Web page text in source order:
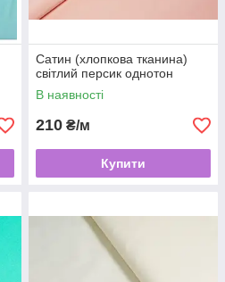
Сатин (хлопкова тканина)
світлий персик однотон
В наявності
210 ₴/м
Купити